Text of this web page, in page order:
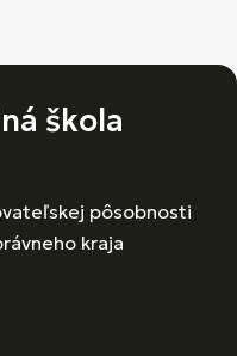
škola
pôsobnosti
kraja